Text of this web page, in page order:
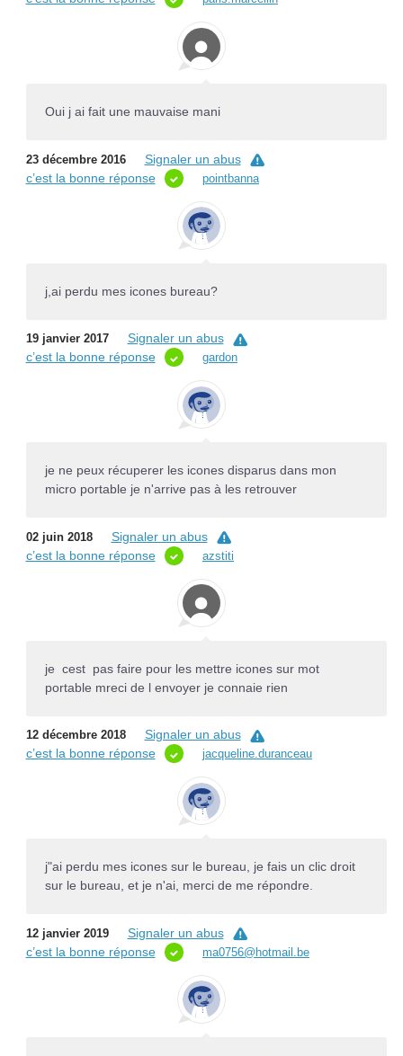
Oui j ai fait une mauvaise mani
23 décembre 2016
Signaler un abus
c’est la bonne réponse
pointbanna
j,ai perdu mes icones bureau?
19 janvier 2017
Signaler un abus
c’est la bonne réponse
gardon
je ne peux récuperer les icones disparus dans mon
micro portable je n'arrive pas à les retrouver
02 juin 2018
Signaler un abus
c’est la bonne réponse
azstiti
je cest pas faire pour les mettre icones sur mot
portable mreci de l envoyer je connaie rien
12 décembre 2018
Signaler un abus
c’est la bonne réponse
jacqueline.duranceau
j"ai perdu mes icones sur le bureau, je fais un clic droit
sur le bureau, et je n'ai, merci de me répondre.
12 janvier 2019
Signaler un abus
c’est la bonne réponse
ma0756@hotmail.be